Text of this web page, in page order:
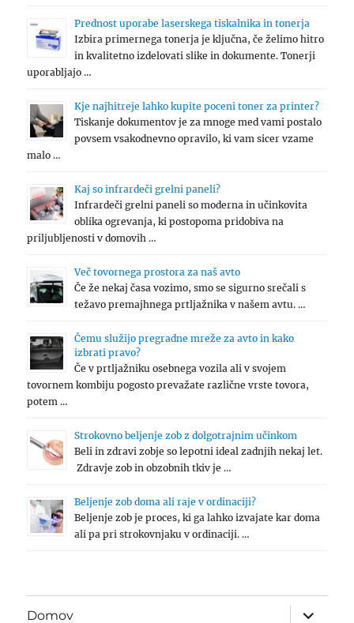
Prednost uporabe laserskega tiskalnika in tonerja
Izbira primernega tonerja je ključna, če želimo hitro
in kvalitetno izdelovati slike in dokumente. Tonerji
uporabljajo …
Kje najhitreje lahko kupite poceni toner za printer?
Tiskanje dokumentov je za mnoge med vami postalo
povsem vsakodnevno opravilo, ki vam sicer vzame
malo …
Kaj so infrardeči grelni paneli?
Infrardeči grelni paneli so moderna in učinkovita
oblika ogrevanja, ki postopoma pridobiva na
priljubljenosti v domovih …
Več tovornega prostora za naš avto
Če že nekaj časa vozimo, smo se sigurno srečali s
težavo premajhnega prtljažnika v našem avtu. …
Čemu služijo pregradne mreže za avto in kako
izbrati pravo?
Če v prtljažniku osebnega vozila ali v svojem
tovornem kombiju pogosto prevažate različne vrste tovora,
potem …
Strokovno beljenje zob z dolgotrajnim učinkom
Beli in zdravi zobje so lepotni ideal zadnjih nekaj let.
Zdravje zob in obzobnih tkiv je …
Beljenje zob doma ali raje v ordinaciji?
Beljenje zob je proces, ki ga lahko izvajate kar doma
ali pa pri strokovnjaku v ordinaciji. …
Domov
expand